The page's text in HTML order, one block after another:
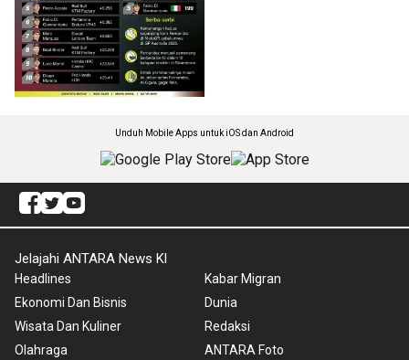
Unduh Mobile Apps untuk iOS dan Android
Jelajahi ANTARA News Kl
Headlines
Ekonomi Dan Bisnis
Wisata Dan Kuliner
Olahraga
Kabar Migran
Dunia
Redaksi
ANTARA Foto